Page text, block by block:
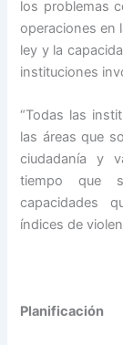
los problemas
operaciones en
ley y la
instituciones
“Todas las
las áreas que
ciudadanía y
tiempo que
capacidades
índices de
Planificación